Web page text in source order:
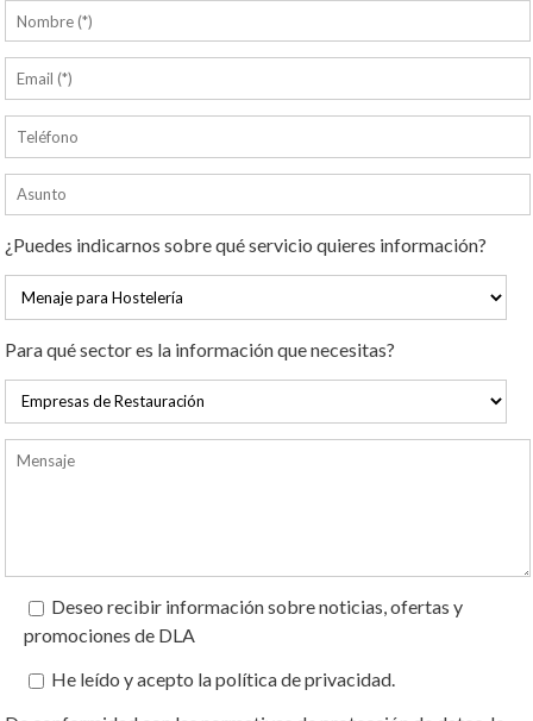
¿Puedes indicarnos sobre qué servicio quieres información?
Para qué sector es la información que necesitas?
Deseo recibir información sobre noticias, ofertas y
promociones de DLA
He leído y acepto la política de privacidad.